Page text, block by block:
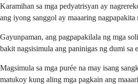
Karamihan sa mga pedyatrisyan ay
ang iyong sanggol ay maaaring
Gayunpaman, ang pagpapakilala ng mga
bakit nagsisimula ang paninigas ng dumi
Magsimula sa mga purée na may isang
matukoy kung aling mga pagkain ang